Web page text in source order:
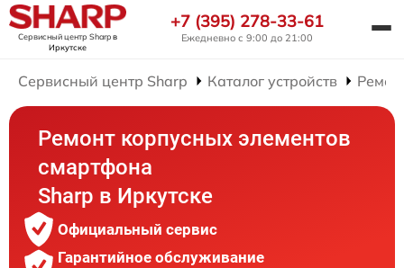
Сервисный центр Sharpв
Иркутске
+7 (395) 278-33-61
Ежедневно с 9:00 до 21:00
Сервисный центр Sharp Каталог устройств
Ремонт корпусных элементов
смартфона
Sharp в Иркутске
Официальный сервис
Гарантийное обслуживание